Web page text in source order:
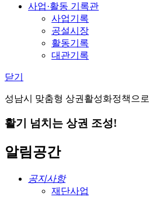
사업·활동 기록관
사업기록
공설시장
활동기록
대관기록
닫기
성남시 맞춤형 상권활성화정책으로
활기 넘치는 상권 조성!
알림공간
공지사항
재단사업